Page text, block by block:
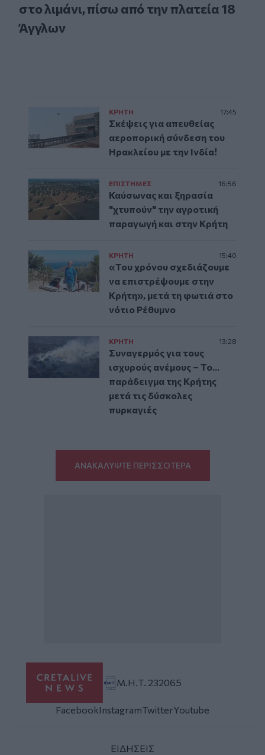
στο λιμάνι, πίσω από την πλατεία 18
Άγγλων
ΚΡΗΤΗ 17:45
Σκέψεις για απευθείας
αεροπορική σύνδεση του
Ηρακλείου με την Ινδία!
ΕΠΙΣΤΗΜΕΣ 16:56
Καύσωνας και ξηρασία
"χτυπούν" την αγροτική
παραγωγή και στην Κρήτη
ΚΡΗΤΗ 15:40
«Του χρόνου σχεδιάζουμε
να επιστρέψουμε στην
Κρήτη», μετά τη φωτιά στο
νότιο Ρέθυμνο
ΚΡΗΤΗ 13:28
Συναγερμός για τους
ισχυρούς ανέμους – Το...
παράδειγμα της Κρήτης
μετά τις δύσκολες
πυρκαγιές
ΑΝΑΚΑΛΥΨΤΕ ΠΕΡΙΣΣΟΤΕΡΑ
Μ.Η.Τ. 232065
FacebookInstagramTwitterYoutube
ΕΙΔΗΣΕΙΣ